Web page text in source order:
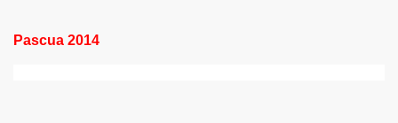
Pascua 2014